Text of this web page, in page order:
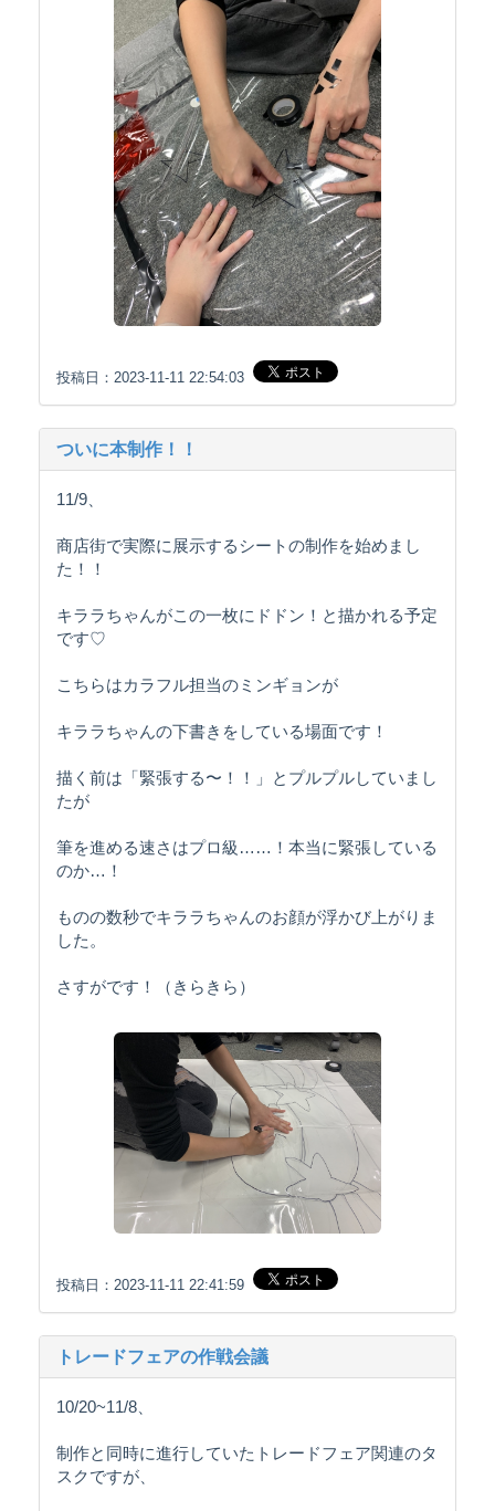
投稿日：2023-11-11 22:54:03
ついに本制作！！
11/9、
商店街で実際に展示するシートの制作を始めまし
た！！
キララちゃんがこの一枚にドドン！と描かれる予定
です♡
こちらはカラフル担当のミンギョンが
キララちゃんの下書きをしている場面です！
描く前は「緊張する〜！！」とプルプルしていまし
たが
筆を進める速さはプロ級……！本当に緊張している
のか…！
ものの数秒でキララちゃんのお顔が浮かび上がりま
した。
さすがです！（きらきら）
投稿日：2023-11-11 22:41:59
トレードフェアの作戦会議
10/20~11/8、
制作と同時に進行していたトレードフェア関連のタ
スクですが、